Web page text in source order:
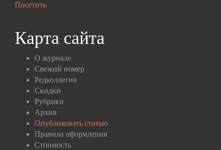
Посетить
Карта сайта
О журнале
Свежий номер
Редколлегия
Скидки
Рубрики
Архив
Опубликовать статью
Правила оформления
Стоимость